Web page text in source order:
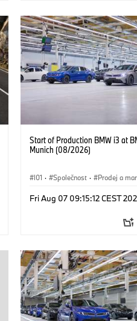
Start of Production BMW i3 at
Munich (08/2026)
I01 · Společnost · Prodej a
Fri Aug 07 09:15:12 CEST